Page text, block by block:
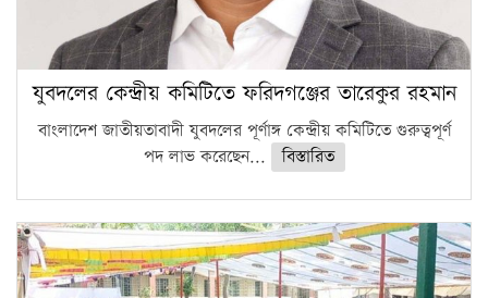
যুবদলের কেন্দ্রীয় কমিটিতে ফরিদগঞ্জের তারেকুর রহমান
বাংলাদেশ জাতীয়তাবাদী যুবদলের পূর্ণাঙ্গ কেন্দ্রীয় কমিটিতে গুরুত্বপূর্ণ
পদ লাভ করেছেন...
বিস্তারিত